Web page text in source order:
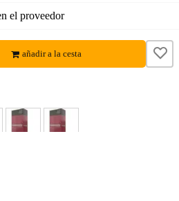
el proveedor
añadir a la cesta